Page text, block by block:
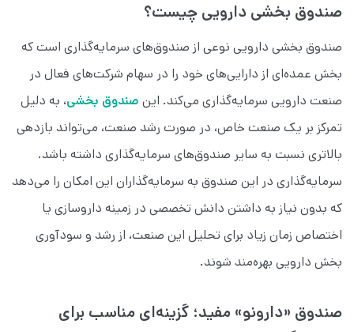
صندوق بخشی دارویی چیست؟
صندوق بخشی دارویی نوعی از صندوق‌های سرمایه‌گذاری است که
بخش عمده‌ای از دارایی‌های خود را در سهام شرکت‌های فعال در
صنعت دارویی سرمایه‌گذاری می‌کند. این صندوق بخشی، به دلیل
تمرکز بر یک صنعت خاص، در صورت رشد صنعت، می‌تواند بازدهی
بالاتری نسبت به سایر صندوق‌های سرمایه‌گذاری داشته باشد.
سرمایه‌گذاری در این صندوق به سرمایه‌گذاران این امکان را می‌دهد
که بدون نیاز به داشتن دانش تخصصی در زمینه داروسازی یا
اختصاص زمان زیاد برای تحلیل این صنعت، از رشد و سودآوری
بخش دارویی بهره‌مند شوند.
صندوق «دارونو» مفید؛ گزینه‌ای مناسب برای